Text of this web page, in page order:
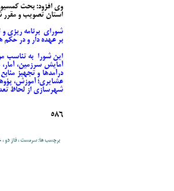
استان تصویب و مقرر
شورای برنامه ریزی و
بر عهده دار و در
آمایش سرزمین،
درآمدها و تجهیز
عشایری؛ آموزش،
شهرسازی از لحاظ
586
برچسب ها: سرمست ، فاز دو ،